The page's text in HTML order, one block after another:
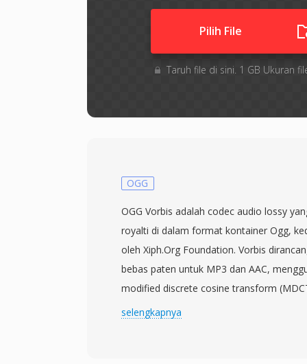
Pilih File
Taruh file di sini. 1 GB Ukuran
OGG
OGG Vorbis adalah codec audio lossy
royalti di dalam format kontainer Ogg,
oleh Xiph.Org Foundation. Vorbis
bebas paten untuk MP3 dan AAC,
modified discrete cosine transform
bitrate encoding yang beradaptasi
selengkapnya